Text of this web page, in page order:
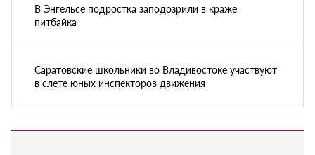
В Энгельсе подростка заподозрили в краже
питбайка
Саратовские школьники во Владивостоке участвуют
в слете юных инспекторов движения